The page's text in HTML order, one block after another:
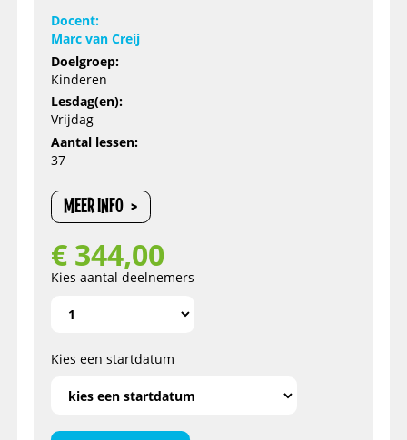
Docent:
Marc van Creij
Doelgroep:
Kinderen
Lesdag(en):
Vrijdag
Aantal lessen:
37
MEER INFO
€ 344,00
Kies aantal deelnemers
Kies een startdatum